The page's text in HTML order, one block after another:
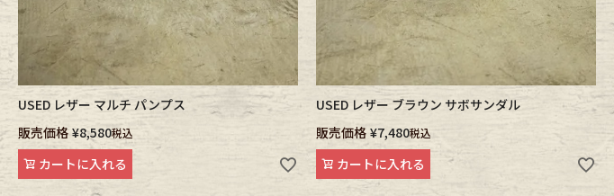
USED レザー マルチ パンプス
販売価格 ¥8,580税込
カートに入れる
USED レザー ブラウン サボサンダル
販売価格 ¥7,480税込
カートに入れる